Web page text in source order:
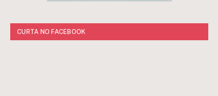
CURTA NO FACEBOOK